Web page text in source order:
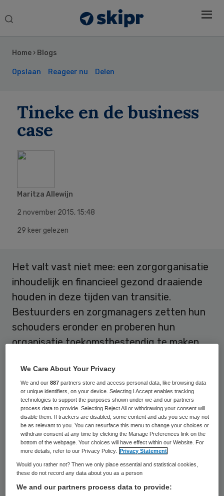
Search
Home › Blogs
Opslaan Reageer nu Delen
Tineke en de business
case
Maritza Allewijn
2 november 2015, 15:48
29 keer gelezen
Het valt vast niet mee: een zorgorganisatie
inhoudelijk en financieel gezond draaiende
houden in deze tijden van transitie.
Bestuurders en zorgmanagers zetten hun
schouders eronder en proberen hun
organisatie toekomstbestendig te maken.
Eén van de middelen die hen daartoe ter
beschikking staat is de ‘business case’. Voor
professionals, die hun werk in de
gezondheidszorg niet zozeer als business
beschouwen, een wat vervreemdende
term, maar nu al niet meer weg te denken
uit het zorglandschap. Graag vertel ik hier
hoe dat werken met een business case
bleek uit te werken voor Tineke. Voor mij
Sidebar
We Care About Your Privacy
We and our887 partners store and access personal data, like browsing data
or unique identifiers, on your device. Selecting I Accept enables tracking
technologies to support the purposes shown under we and our partners
process data to provide. Selecting Reject All or withdrawing your consent will
disable them. If trackers are disabled, some content and ads you see may not
be as relevant to you. You can resurface this menu to change your choices or
withdraw consent at any time by clicking the Manage Preferences link on the
bottom of the webpage. Your choices will have effect within our Website. For
more details, refer to our Privacy Policy.
Privacy Statement
Would you rather not? Then we only place essential and statistical cookies,
these do not record any data about you as a person
We and our partners process data to provide: